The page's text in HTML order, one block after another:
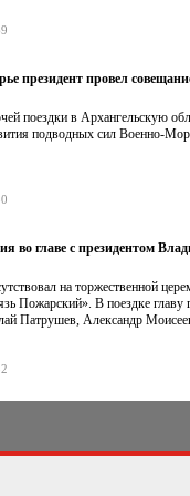
президент провел
поездки в Архангельскую
подводных сил Военно-
во главе с президентом
на торжественной
Пожарский». В поездке главу
Патрушев, Александр